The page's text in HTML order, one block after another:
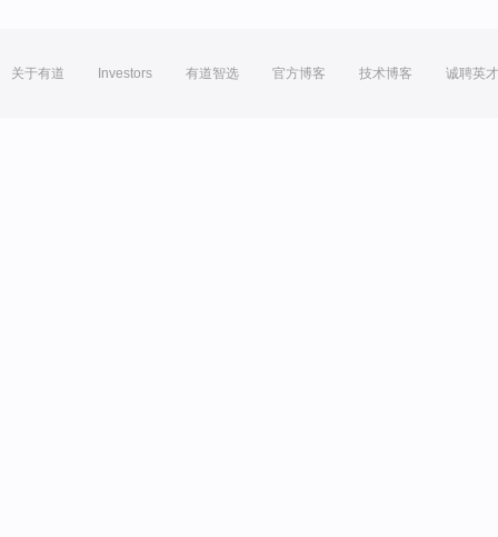
关于有道 Investors 有道智选 官方博客 技术博客 诚聘英才